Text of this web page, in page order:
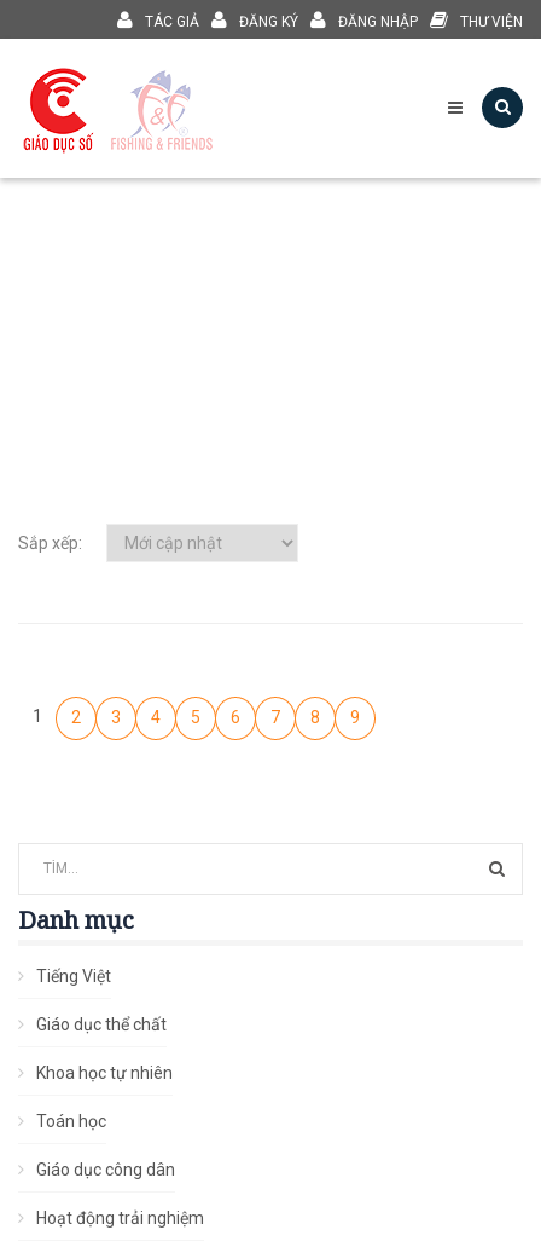
TÁC GIẢ ĐĂNG KÝ ĐĂNG NHẬP THƯ VIỆN
Sắp xếp:
1 2 3 4 5 6 7 8 9
Danh mục
Tiếng Việt
Giáo dục thể chất
Khoa học tự nhiên
Toán học
Giáo dục công dân
Hoạt động trải nghiệm